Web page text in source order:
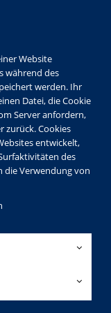
Website
während des
werden. Ihr
Datei, die Cookie
Server anfordern,
zurück. Cookies
entwickelt,
des
die Verwendung von